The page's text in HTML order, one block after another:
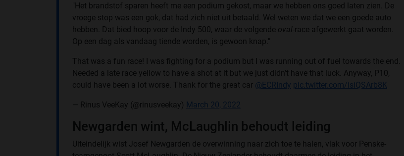
"Het brandstof sparen heeft me een podium gekost, maar we hebben ons goed laten zien. De
vroege stop was een gok, dat had zich niet uit betaald. Wel weten we dat we een goede auto
hebben. Dat bied hoop voor de Indy 500, waar de volgende oval-race afgewerkt gaat worden.
Op een dag als vandaag tiende worden, is gewoon knap."
That was a fun race! I was fighting for a podium but I was running out of fuel towards the end.
Needed a late race yellow to have a shot at it but we just didn’t have that luck. Anyway, P10,
could have been a lot worse. Thank for the great car @ECRIndy pic.twitter.com/isiQSArb8K
— Rinus VeeKay (@rinusveekay) March 20, 2022
Newgarden wint, McLaughlin behoudt leiding
Uiteindelijk wist Josef Newgarden de overwinning naar zich toe te halen, vlak voor Penske-